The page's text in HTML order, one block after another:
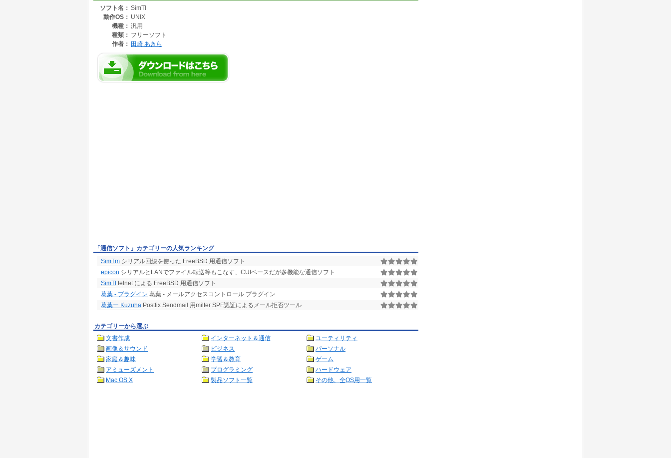
ソフト名： SimTl
動作OS： UNIX
機種： 汎用
種類： フリーソフト
作者： 田崎 あきら
「通信ソフト」カテゴリーの人気ランキング
SimTm シリアル回線を使った FreeBSD 用通信ソフト
epicon シリアルとLANでファイル転送等もこなす、CUIベースだが多機能な通信ソフト
SimTl telnet による FreeBSD 用通信ソフト
葛葉 - プラグイン 葛葉 - メールアクセスコントロール プラグイン
葛葉ー Kuzuha Postfix Sendmail 用milter SPF認証によるメール拒否ツール
カテゴリーから選ぶ
文書作成
インターネット＆通信
ユーティリティ
画像＆サウンド
ビジネス
パーソナル
家庭＆趣味
学習＆教育
ゲーム
アミューズメント
プログラミング
ハードウェア
Mac OS X
製品ソフト一覧 その他、全OS用一覧